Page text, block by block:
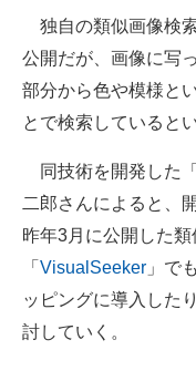
独自の類似画像検
公開だが、画像に写
部分から色や模様と
とで検索しているとい
同技術を開発した
二郎さんによると、
昨年3月に公開した
「 VisualSeeker 」で
ッピングに導入した
討していく。